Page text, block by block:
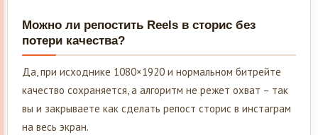
Можно ли репостить Reels в сторис без
потери качества?
Да, при исходнике 1080×1920 и нормальном битрейте
качество сохраняется, а алгоритм не режет охват – так
вы и закрываете как сделать репост сторис в инстаграм
на весь экран.